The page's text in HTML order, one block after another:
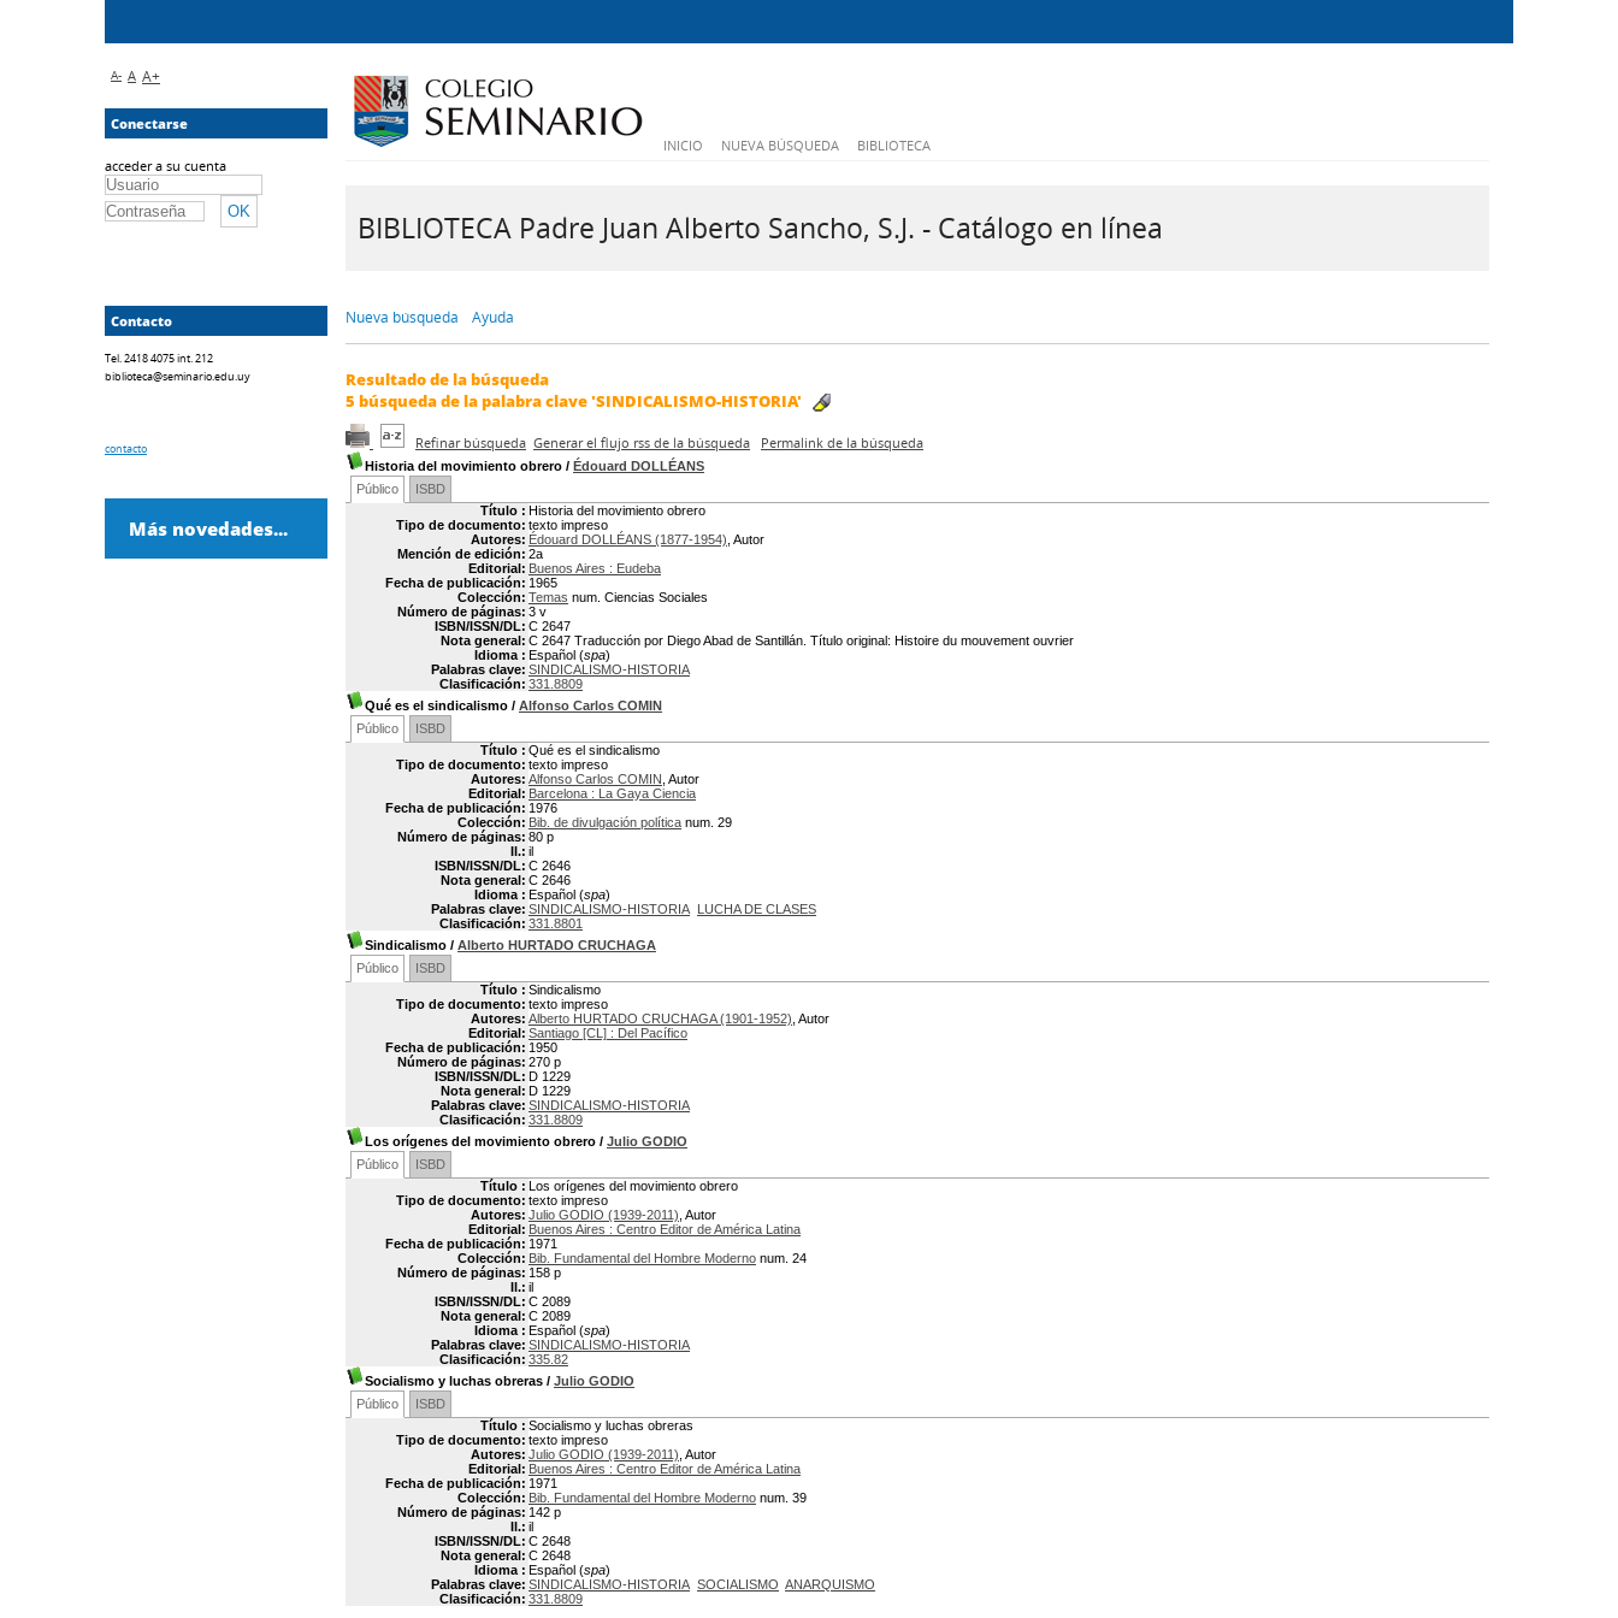
INICIO NUEVA BÚSQUEDA BIBLIOTECA
BIBLIOTECA Padre Juan Alberto Sancho, S.J. - Catálogo en línea
Nueva búsqueda Ayuda
Resultado de la búsqueda
5 búsqueda de la palabra clave'SINDICALISMO-HISTORIA'
Refinar búsqueda Generar el flujo rss de la búsqueda Permalink de la búsqueda
Historia del movimiento obrero / Édouard DOLLÉANS
Público
ISBD
Título : Historia del movimiento obrero
Tipo de documento: texto impreso
Autores: Édouard DOLLÉANS (1877-1954) , Autor
Mención de edición: 2a
Editorial: Buenos Aires : Eudeba
Fecha de publicación: 1965
Colección: Temas num. Ciencias Sociales
Número de páginas: 3 v
ISBN/ISSN/DL: C 2647
Nota general: C 2647 Traducción por Diego Abad de Santillán. Título original: Histoire du mouvement ouvrier
Idioma : Español (spa)
Palabras clave: SINDICALISMO-HISTORIA
Clasificación: 331.8809
Qué es el sindicalismo / Alfonso Carlos COMIN
Público
ISBD
Título : Qué es el sindicalismo
Tipo de documento: texto impreso
Autores: Alfonso Carlos COMIN , Autor
Editorial: Barcelona : La Gaya Ciencia
Fecha de publicación: 1976
Colección: Bib. de divulgación política num. 29
Número de páginas: 80 p
Il.: il
ISBN/ISSN/DL: C 2646
Nota general: C 2646
Idioma : Español (spa)
Palabras clave: SINDICALISMO-HISTORIA LUCHA DE CLASES
Clasificación: 331.8801
Sindicalismo / Alberto HURTADO CRUCHAGA
Público
ISBD
Título : Sindicalismo
Tipo de documento: texto impreso
Autores: Alberto HURTADO CRUCHAGA (1901-1952) , Autor
Editorial: Santiago [CL] : Del Pacífico
Fecha de publicación: 1950
Número de páginas: 270 p
ISBN/ISSN/DL: D 1229
Nota general: D 1229
Palabras clave: SINDICALISMO-HISTORIA
Clasificación: 331.8809
Los orígenes del movimiento obrero / Julio GODIO
Público
ISBD
Título : Los orígenes del movimiento obrero
Tipo de documento: texto impreso
Autores: Julio GODIO (1939-2011) , Autor
Editorial: Buenos Aires : Centro Editor de América Latina
Fecha de publicación: 1971
Colección: Bib. Fundamental del Hombre Moderno num. 24
Número de páginas: 158 p
Il.: il
ISBN/ISSN/DL: C 2089
Nota general: C 2089
Idioma : Español (spa)
Palabras clave: SINDICALISMO-HISTORIA
Clasificación: 335.82
Socialismo y luchas obreras / Julio GODIO
Público
ISBD
Título : Socialismo y luchas obreras
Tipo de documento: texto impreso
Autores: Julio GODIO (1939-2011) , Autor
Editorial: Buenos Aires : Centro Editor de América Latina
Fecha de publicación: 1971
Colección: Bib. Fundamental del Hombre Moderno num. 39
Número de páginas: 142 p
Il.: il
ISBN/ISSN/DL: C 2648
Nota general: C 2648
Idioma : Español (spa)
Palabras clave: SINDICALISMO-HISTORIA SOCIALISMO ANARQUISMO
Clasificación: 331.8809
A- A A+
Conectarse
acceder a su cuenta
Contacto
Tel. 2418 4075 int. 212
biblioteca@seminario.edu.uy
contacto
Más novedades...